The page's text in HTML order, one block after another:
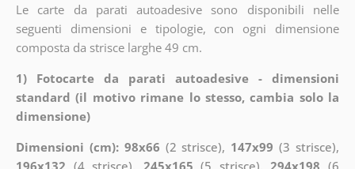
Le carte da parati autoadesive sono disponibili nelle
seguenti dimensioni e tipologie, con ogni dimensione
composta da strisce larghe 49 cm.
1) Fotocarte da parati autoadesive - dimensioni
standard (il motivo rimane lo stesso, cambia solo la
dimensione)
Dimensioni (cm): 98x66 (2 strisce), 147x99 (3 strisce),
196x132 (4 strisce), 245x165 (5 strisce),294x198 (6